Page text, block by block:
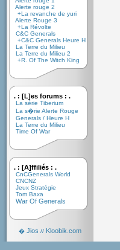
Alerte rouge 2
+La revanche de yuri
Alerte Rouge 3
+La Révolte
C&C Generals
+C&C Generals Heure H
La Terre du Milieu
La Terre du Milieu 2
+R. Of The Witch King
. : [L]es forums : .
La série Tiberium
La s�rie Alerte Rouge
Generals / Heure H
La Terre du Milieu
Time Of War
. : [A]ffiliés : .
CnCGenerals World
CNCNZ
Jeux Stratégie
Tom Baxa
War Of Generals
� Jios // Kloobik.com